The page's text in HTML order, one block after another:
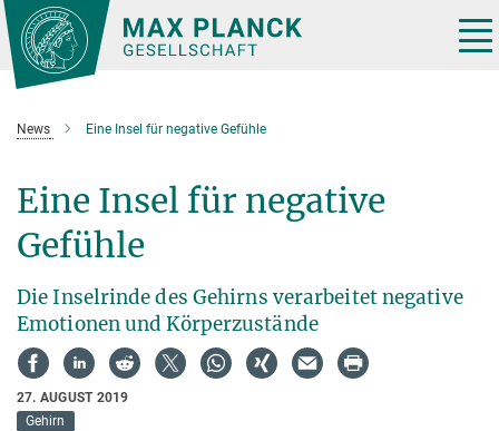
Hauptinhalt
News Eine Insel für negative Gefühle
Eine Insel für negative
Gefühle
Die Inselrinde des Gehirns verarbeitet negative
Emotionen und Körperzustände
27. AUGUST 2019
Gehirn